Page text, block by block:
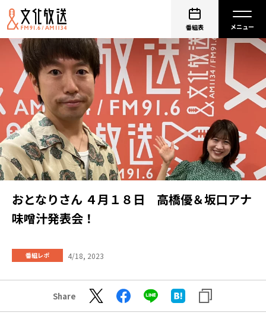
番組表
おとなりさん ４月１８日 高橋優＆坂口アナ
味噌汁発表会！
番組レポ 4/18, 2023
Share